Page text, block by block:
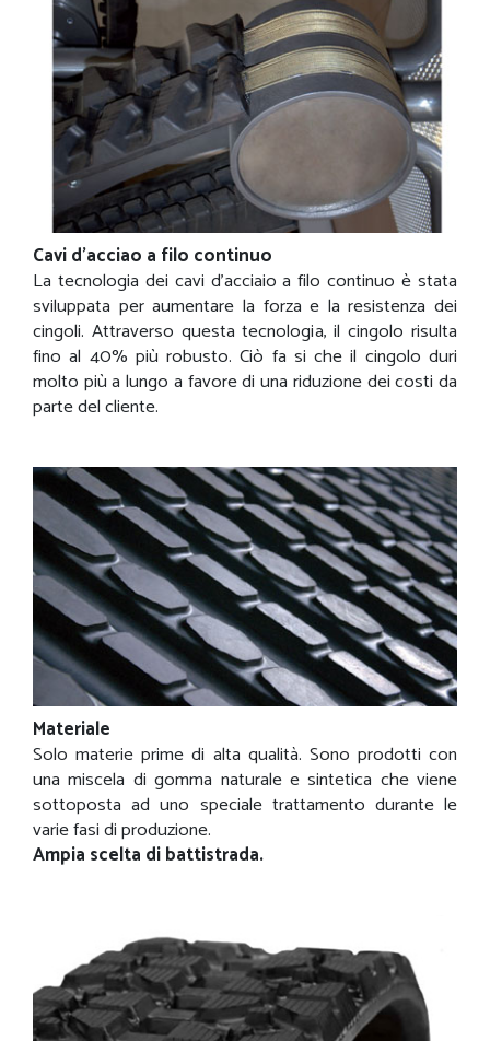
Cavi d'acciao a filo continuo
La tecnologia dei cavi d’acciaio a filo continuo è stata
sviluppata per aumentare la forza e la resistenza dei
cingoli. Attraverso questa tecnologia, il cingolo risulta
fino al 40% più robusto. Ciò fa si che il cingolo duri
molto più a lungo a favore di una riduzione dei costi da
parte del cliente.
Materiale
Solo materie prime di alta qualità. Sono prodotti con
una miscela di gomma naturale e sintetica che viene
sottoposta ad uno speciale trattamento durante le
varie fasi di produzione.
Ampia scelta di battistrada.